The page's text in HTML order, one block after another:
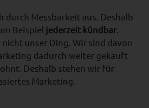
durch Messbarkeit aus. Deshalb
Beispiel jederzeit kündbar.
unser Ding. Wir sind davon
dadurch weiter gekauft
Deshalb stehen wir für
Marketing.